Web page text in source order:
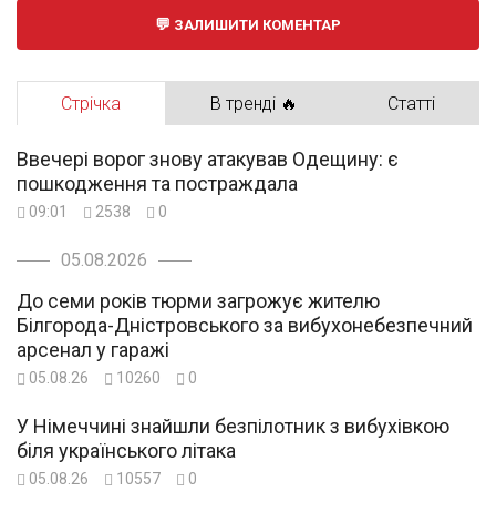
ЗАЛИШИТИ КОМЕНТАР
Стрічка В тренді 🔥 Статті
Ввечері ворог знову атакував Одещину: є
пошкодження та постраждала
09:01 2538 0
05.08.2026
До семи років тюрми загрожує жителю
Білгорода-Дністровського за вибухонебезпечний
арсенал у гаражі
05.08.26 10260 0
У Німеччині знайшли безпілотник з вибухівкою
біля українського літака
05.08.26 10557 0